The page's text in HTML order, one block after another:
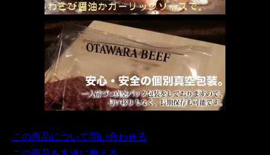
この商品について問い合わせる